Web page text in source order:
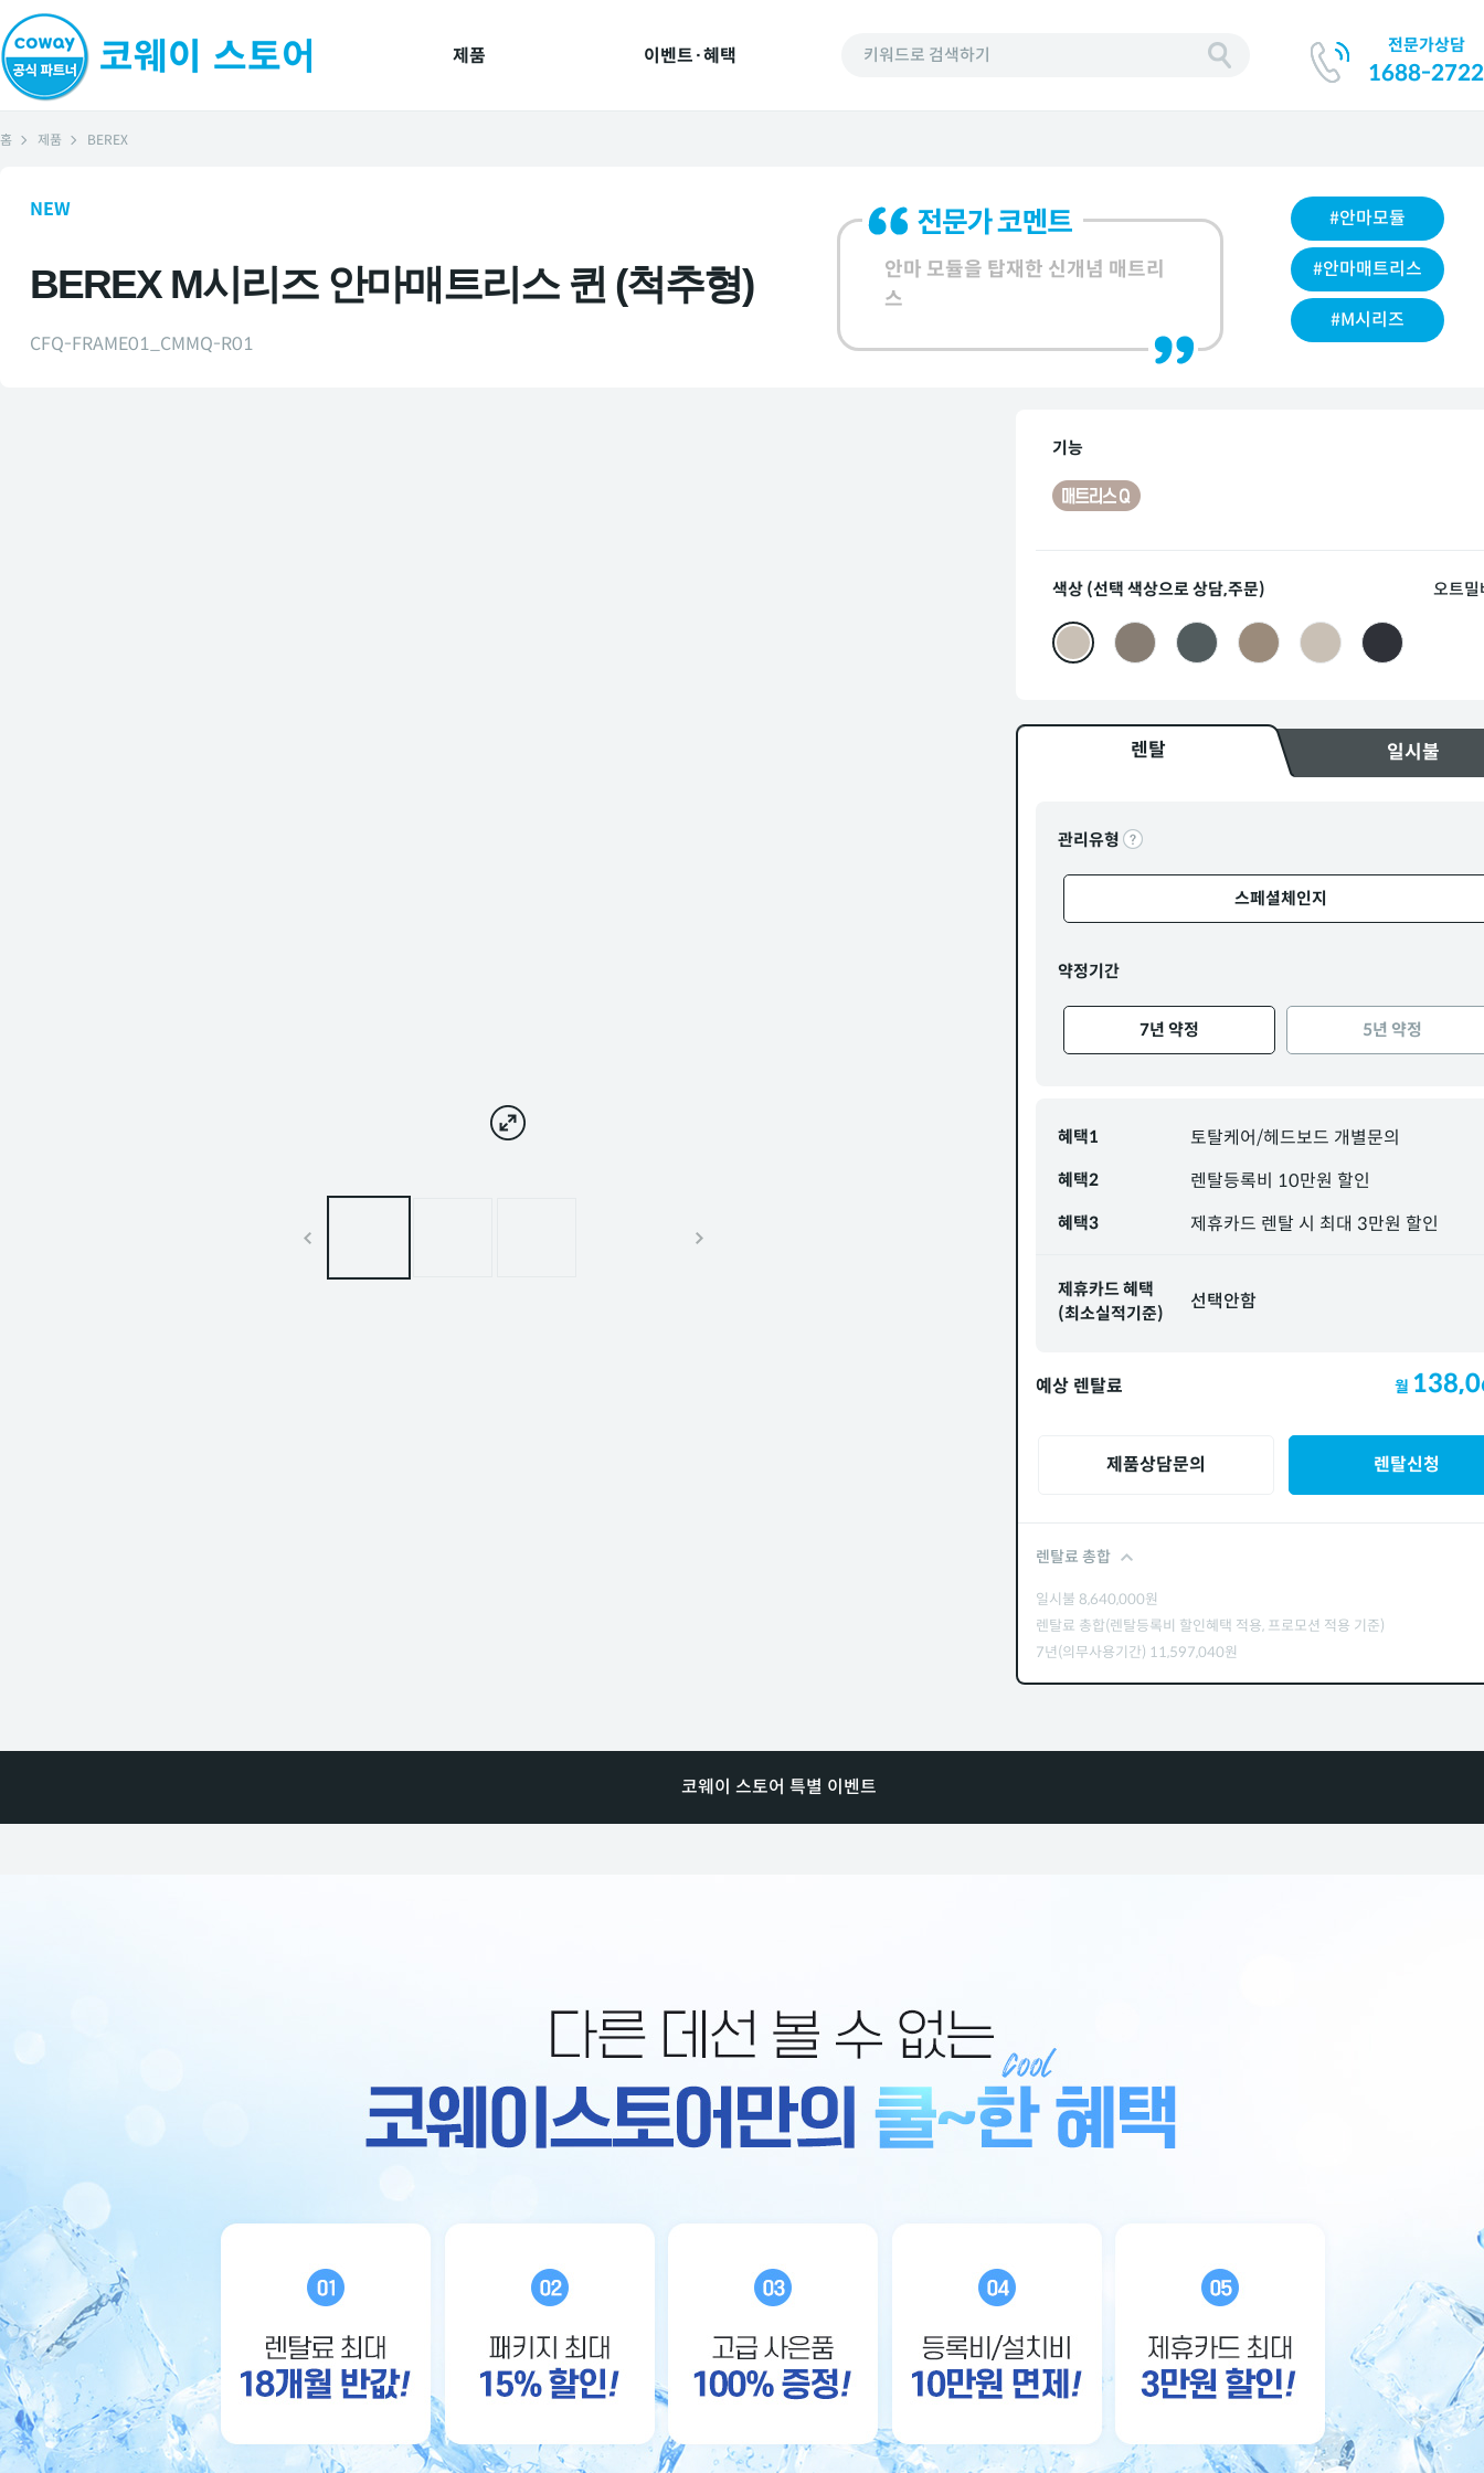
제품 이벤트·혜택 키워드로 검색하기 전문가상담
1688-2722
홈 제품 BEREX
NEW
BEREX M시리즈 안마매트리스 퀸 (척추형)
CFQ-FRAME01_CMMQ-R01
안마 모듈을 탑재한 신개념 매트리
스
#안마모듈
#안마매트리스
#M시리즈
기능
색상 (선택 색상으로 상담,주문) 오트밀
렌탈 일시불
관리유형
스페셜체인지
약정기간
7년 약정 5년 약정
혜택1 토탈케어/헤드보드 개별문의
혜택2 렌탈등록비 10만원 할인
혜택3 제휴카드 렌탈 시 최대 3만원 할인
제휴카드 혜택
(최소실적기준)
선택안함
예상 렌탈료 월
제품상담문의 렌탈신청
렌탈료 총합
일시불 8,640,000원
렌탈료 총합(렌탈등록비 할인혜택 적용, 프로모션 적용 기준)
7년(의무사용기간) 11,597,040원
코웨이 스토어 특별 이벤트